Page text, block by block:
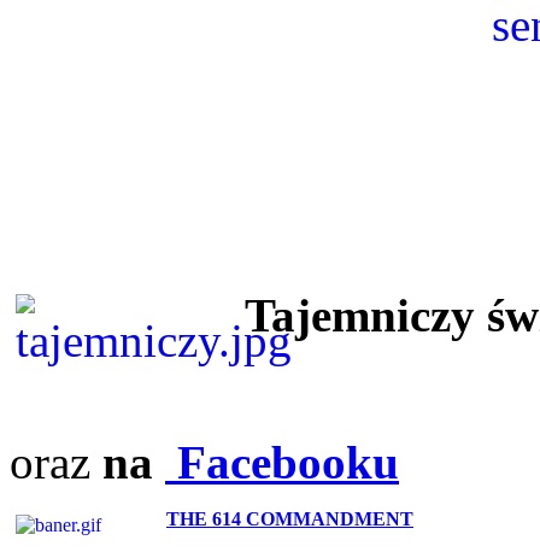
Tajemniczy
oraz na Facebooku
THE 614 COMMANDMENT